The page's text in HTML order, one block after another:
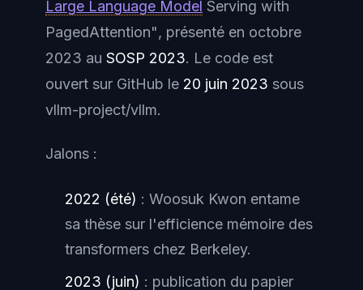
Large Language Model Serving with
PagedAttention", présenté en octobre
2023 au SOSP 2023. Le code est
ouvert sur GitHub le 20 juin 2023 sous
vllm-project/vllm.
Jalons :
2022 (été) : Woosuk Kwon entame
sa thèse sur l'efficience mémoire des
transformers chez Berkeley.
2023 (juin) : publication du papier